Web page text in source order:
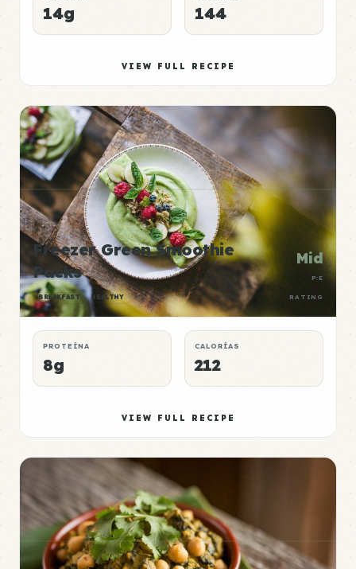
14g 144
VIEW FULL RECIPE
Freezer Green Smoothie
Packs
BREAKFAST HEALTHY
Mid
P:E
RATING
PROTEÍNA
8g
CALORÍAS
212
VIEW FULL RECIPE